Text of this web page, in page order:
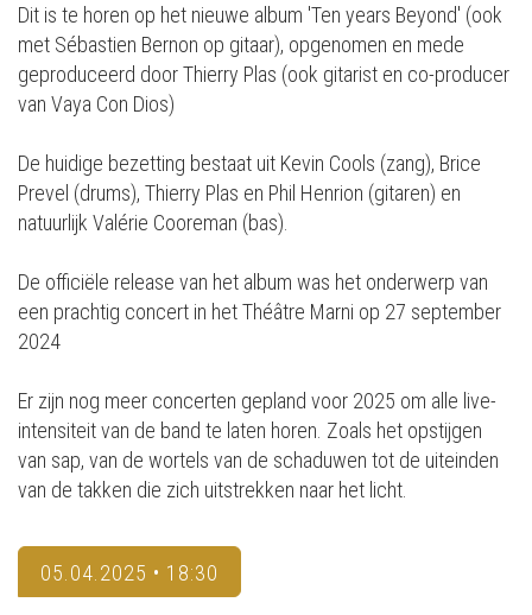
Dit is te horen op het nieuwe album 'Ten years Beyond' (ook
met Sébastien Bernon op gitaar), opgenomen en mede
geproduceerd door Thierry Plas (ook gitarist en co-producer
van Vaya Con Dios)
De huidige bezetting bestaat uit Kevin Cools (zang), Brice
Prevel (drums), Thierry Plas en Phil Henrion (gitaren) en
natuurlijk Valérie Cooreman (bas).
De officiële release van het album was het onderwerp van
een prachtig concert in het Théâtre Marni op 27 september
2024
Er zijn nog meer concerten gepland voor 2025 om alle live-
intensiteit van de band te laten horen. Zoals het opstijgen
van sap, van de wortels van de schaduwen tot de uiteinden
van de takken die zich uitstrekken naar het licht.
05.04.2025 • 18:30